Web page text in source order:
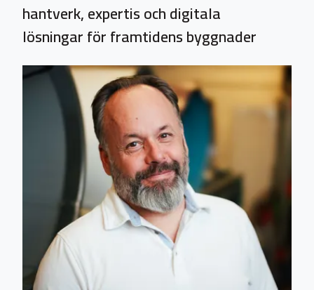
hantverk, expertis och digitala
lösningar för framtidens byggnader